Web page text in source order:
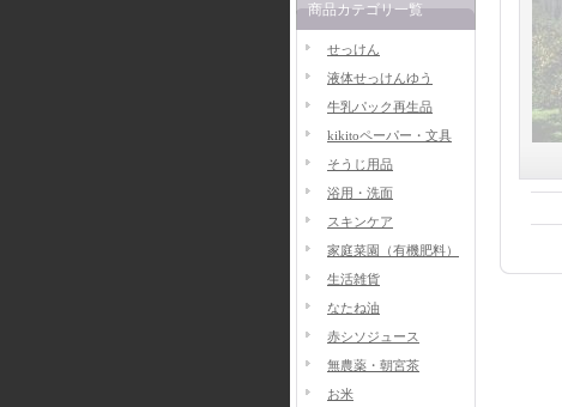
商品カテゴリ一覧
せっけん
液体せっけんゆう
牛乳パック再生品
kikitoペーパー・文具
そうじ用品
浴用・洗面
スキンケア
家庭菜園（有機肥料）
生活雑貨
なたね油
赤シソジュース
無農薬・朝宮茶
お米